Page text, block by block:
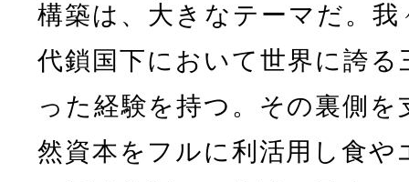
構築は、大きなテーマだ。我
代鎖国下において世界に誇る
った経験を持つ。その裏側
然資本をフルに利活用し食や